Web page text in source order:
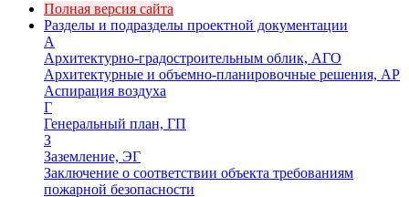
Полная версия сайта
Разделы и подразделы проектной документации
А
Архитектурно-градостроительным облик, АГО
Архитектурные и объемно-планировочные решения, АР
Аспирация воздуха
Г
Генеральный план, ГП
З
Заземление, ЭГ
Заключение о соответствии объекта требованиям
пожарной безопасности